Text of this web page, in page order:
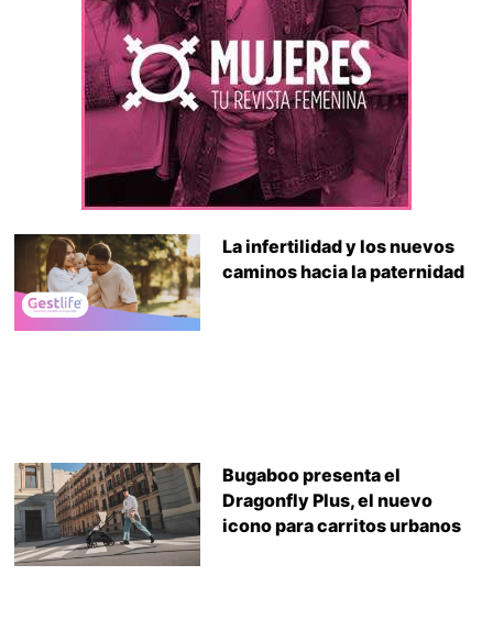
La infertilidad y los nuevos
caminos hacia la paternidad
Bugaboo presenta el
Dragonfly Plus, el nuevo
icono para carritos urbanos